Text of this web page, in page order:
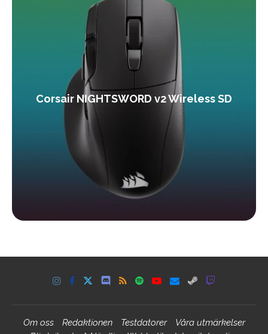
Corsair NIGHTSWORD v2 Wireless SD
Om oss Redaktionen Testdatorer
Våra utmärkelser